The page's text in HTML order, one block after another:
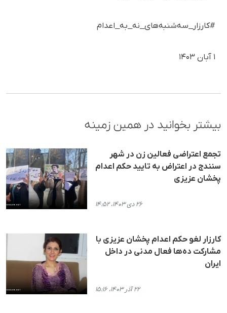
#کارزار_سه‌شنبه‌های_نه_به_اعدام
۱ آبان ۱۴۰۳
بیشتر بخوانید در همین زمینه
تجمع اعتراضی فعالین زن در شهر
سنندج در اعتراض به تایید حکم اعدام
پخشان عزیزی
۲۶ دی ۱۴۰۳، ۱۴:۵۲
کارزار لغو حکم اعدام پخشان عزیزی با
مشارکت ده‌ها فعال مدنی در داخل
ایران
۲۲ آذر ۱۴۰۳، ۱۵:۱۶